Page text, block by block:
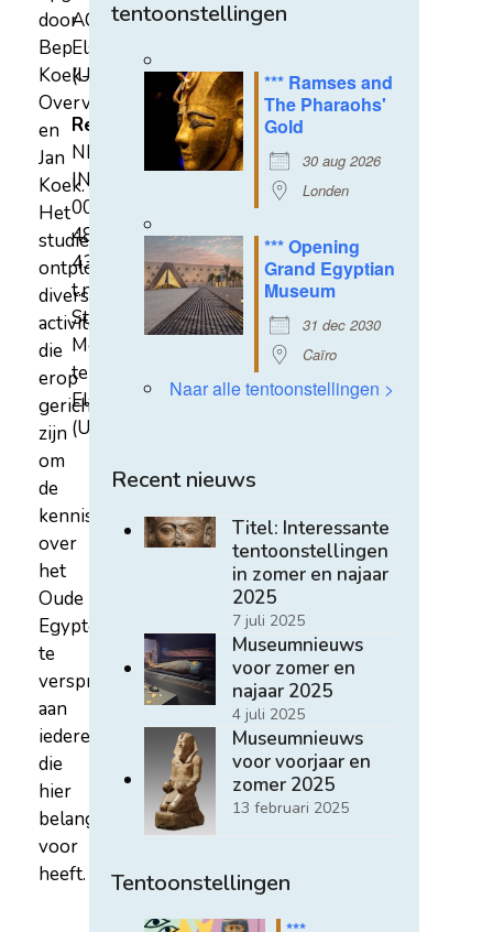
tentoonstellingen
*** Ramses and
The Pharaohs'
Gold
30 aug 2026
Londen
*** Opening
Grand Egyptian
Museum
31 dec 2030
Caïro
Naar alle tentoonstellingen >
Recent nieuws
Titel: Interessante
tentoonstellingen
in zomer en najaar
2025
7 juli 2025
Museumnieuws
voor zomer en
najaar 2025
4 juli 2025
Museumnieuws
voor voorjaar en
zomer 2025
13 februari 2025
Tentoonstellingen
door
Bep
Koek-
Overvest
en
Jan
Koek.
Het
studiecentrum
ontplooit
diverse
activiteiten
die
erop
gericht
zijn
om
de
kennis
over
het
Oude
Egypte
te
verspreiden
aan
iedereen
die
hier
belangstelling
voor
heeft.
AC
Elst
(U)
Rekeningnummer
NL31
INGB
0007
4852
43
t.n.v.
Stichting
Mehen
te
Elst
(U)